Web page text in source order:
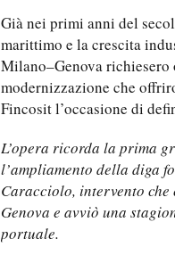
Già nei primi anni del
marittimo e la crescita
Milano–Genova richiesero
modernizzazione che
Fincosit l’occasione di
L’opera ricorda la prima
l’ampliamento della diga
Caracciolo, intervento
Genova e avviò una
portuale.